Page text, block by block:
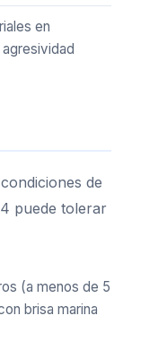
en
de
puede tolerar
(a menos de 5
brisa marina